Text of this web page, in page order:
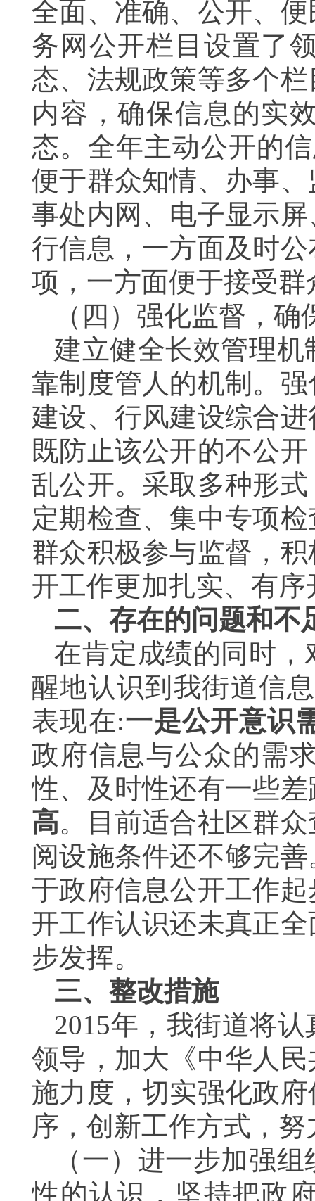
全面、准确、公开、
务网公开栏目设置了
态、法规政策等多个
内容，确保信息的实
态。全年主动公开的
便于群众知情、办事
事处内网、电子显示
行信息，一方面及时
项，一方面便于接受群
（四） 强化监督，确
建立健全长效管理
靠制度管人的机制。
建设、行风建设综合
既防止该公开的不公
乱公开。采取多种形
定期检查、集中专项
群众积极参与监督，
开工作更加扎实、有序
二、存在的问题和不
在肯定成绩的同时
醒地认识到我街道信
表现在:一是公开意识
政府信息与公众的需
性、及时性还有一些差
高。目前适合社区群
阅设施条件还不够完善
于政府信息公开工作
开工作认识还未真正
步发挥。
三、整改措施
2015年，我街道将
领导，加大《中华人
施力度，切实强化政
序，创新工作方式，
（一）进一步加强
性的认识，坚持把政